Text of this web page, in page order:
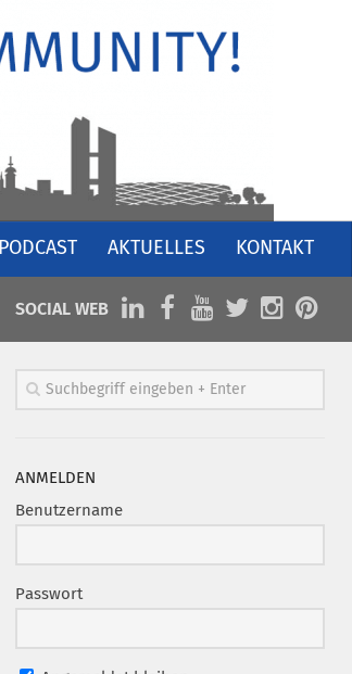
PODCAST AKTUELLES KONTAKT
SOCIAL WEB
ANMELDEN
Benutzername
Passwort